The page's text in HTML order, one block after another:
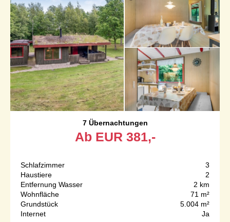
7 Übernachtungen
Ab EUR 381,-
Schlafzimmer
3
Haustiere
2
Entfernung Wasser
2 km
Wohnfläche
71 m²
Grundstück
5.004 m²
Internet
Ja